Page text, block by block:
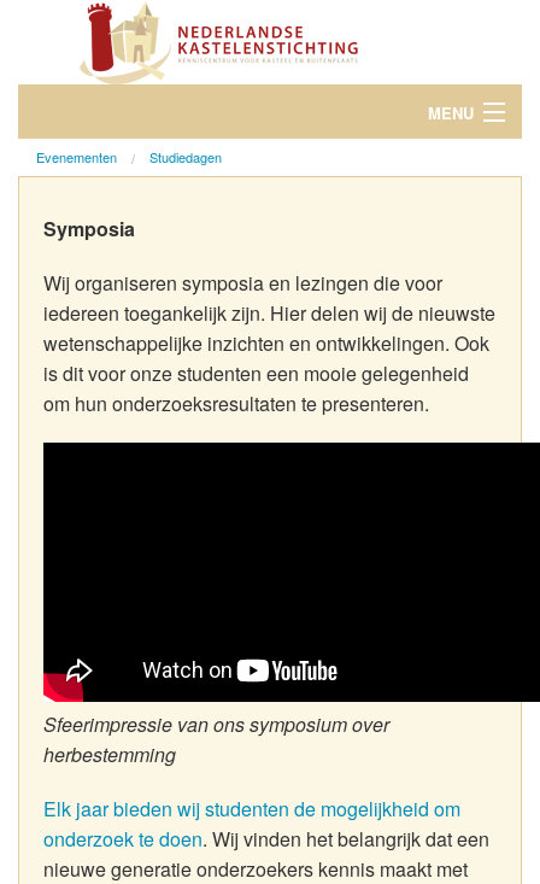
MENU
Over Kastelen en Buitenplaatsen
Dag van het Kasteel
Evenementen
Over ons
Word donateur
Evenementen Studiedagen
Symposia
Wij organiseren symposia en lezingen die voor
iedereen toegankelijk zijn. Hier delen wij de nieuwste
wetenschappelijke inzichten en ontwikkelingen. Ook
is dit voor onze studenten een mooie gelegenheid
om hun onderzoeksresultaten te presenteren.
Sfeerimpressie van ons symposium over
herbestemming
Elk jaar bieden wij studenten de mogelijkheid om
onderzoek te doen. Wij vinden het belangrijk dat een
nieuwe generatie onderzoekers kennis maakt met